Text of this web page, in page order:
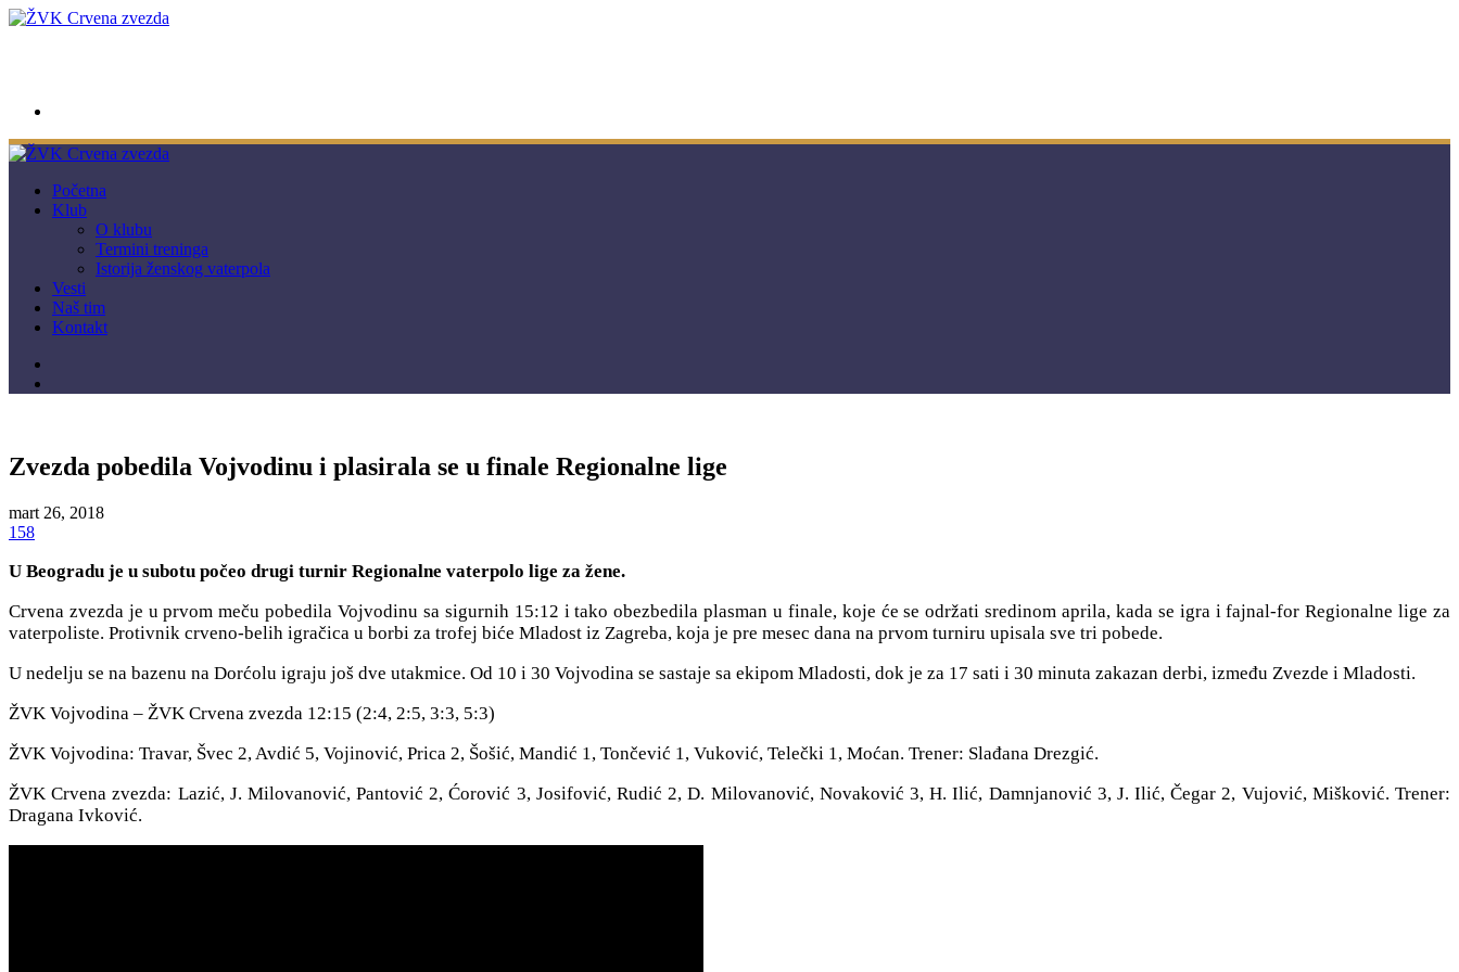
Početna
Klub
O klubu
Termini treninga
Istorija ženskog vaterpola
Vesti
Naš tim
Kontakt
Zvezda pobedila Vojvodinu i plasirala se u finale Regionalne lige
mart 26, 2018
158
U Beogradu je u subotu počeo drugi turnir Regionalne vaterpolo lige za žene.
Crvena zvezda je u prvom meču pobedila Vojvodinu sa sigurnih 15:12 i tako obezbedila plasman u finale, koje će se održati sredinom aprila, kada se igra i fajnal-for Regionalne lige za
vaterpoliste. Protivnik crveno-belih igračica u borbi za trofej biće Mladost iz Zagreba, koja je pre mesec dana na prvom turniru upisala sve tri pobede.
U nedelju se na bazenu na Dorćolu igraju još dve utakmice. Od 10 i 30 Vojvodina se sastaje sa ekipom Mladosti, dok je za 17 sati i 30 minuta zakazan derbi, između Zvezde i Mladosti.
ŽVK Vojvodina – ŽVK Crvena zvezda 12:15 (2:4, 2:5, 3:3, 5:3)
ŽVK Vojvodina: Travar, Švec 2, Avdić 5, Vojinović, Prica 2, Šošić, Mandić 1, Tončević 1, Vuković, Telečki 1, Moćan. Trener: Slađana Drezgić.
ŽVK Crvena zvezda: Lazić, J. Milovanović, Pantović 2, Ćorović 3, Josifović, Rudić 2, D. Milovanović, Novaković 3, H. Ilić, Damnjanović 3, J. Ilić, Čegar 2, Vujović, Mišković. Trener:
Dragana Ivković.